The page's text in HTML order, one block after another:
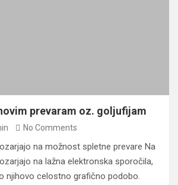
prevaram oz. goljufijam
No Comments
na možnost spletne prevare Na
na lažna elektronska sporočila,
njihovo celostno grafično podobo.